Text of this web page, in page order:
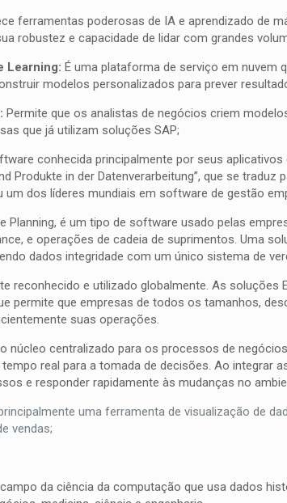
ferramentas poderosas de IA e aprendizado de
robustez e capacidade de lidar com grandes
Learning: É uma plataforma de serviço em nuvem
modelos personalizados para prever
Permite que os analistas de negócios criem
que já utilizam soluções SAP;
conhecida principalmente por seus
Produkte in der Datenverarbeitung”, que se
um dos líderes mundiais em software de gestão
Planning, é um tipo de software usado pelas
e operações de cadeia de suprimentos. Uma
dados integridade com um único sistema de
reconhecido e utilizado globalmente. As
permite que empresas de todos os tamanhos,
suas operações.
núcleo centralizado para os processos de
real para a tomada de decisões. Ao integrar
e responder rapidamente às mudanças no
uma ferramenta de visualização de
vendas;
da ciência da computação que usa dados